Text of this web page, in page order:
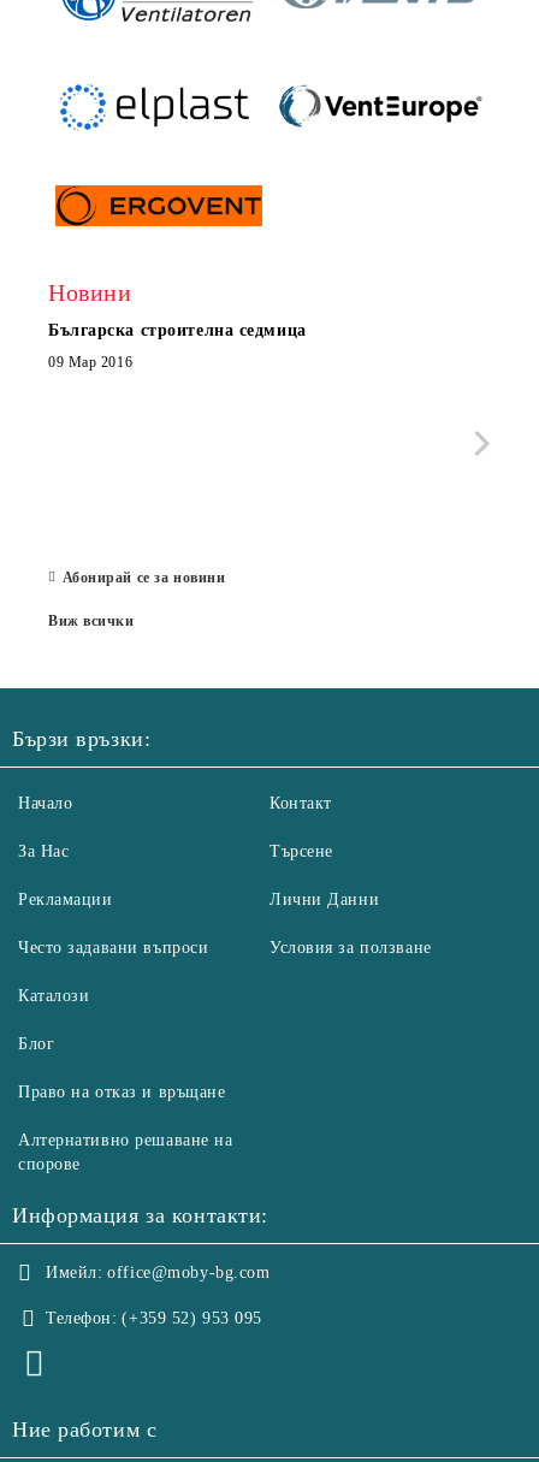
Новини
Българска строителна седмица
09 Мар 2016
Абонирай се за новини
Виж всички
Бързи връзки:
Начало
За Нас
Рекламации
Често задавани въпроси
Контакт
Търсене
Лични Данни
Условия за ползване
Каталози
Блог
Право на отказ и връщане
Алтернативно решаване на
спорове
Информация за контакти:
Имейл: office@moby-bg.com
Телефон: (+359 52) 953 095
Ние работим с